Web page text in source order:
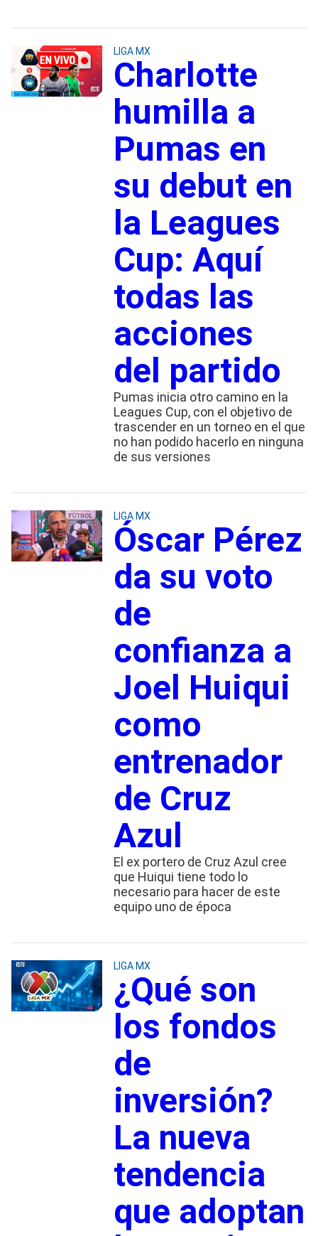
LIGA MX
Charlotte
humilla a
Pumas en
su debut en
la Leagues
Cup: Aquí
todas las
acciones
del partido
Pumas inicia otro camino en la
Leagues Cup, con el objetivo de
trascender en un torneo en el que
no han podido hacerlo en ninguna
de sus versiones
LIGA MX
Óscar Pérez
da su voto
de
confianza a
Joel Huiqui
como
entrenador
de Cruz
Azul
El ex portero de Cruz Azul cree
que Huiqui tiene todo lo
necesario para hacer de este
equipo uno de época
LIGA MX
¿Qué son
los fondos
de
inversión?
La nueva
tendencia
que adoptan